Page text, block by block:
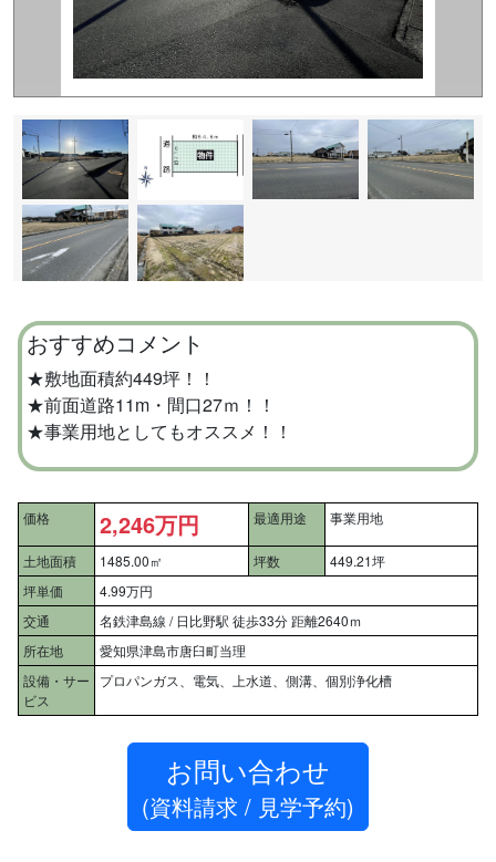
おすすめコメント
★敷地面積約449坪！！
★前面道路11m・間口27ｍ！！
★事業用地としてもオススメ！！
価格 2,246万円 最適用途 事業用地
土地面積 1485.00㎡ 坪数
449.21坪
坪単価
4.99万円
交通
名鉄津島線 / 日比野駅 徒歩33分 距離2640ｍ
所在地
愛知県津島市唐臼町当理
設備・サー
ビス
プロパンガス、電気、上水道、側溝、個別浄化槽
お問い合わせ
(資料請求 / 見学予約)